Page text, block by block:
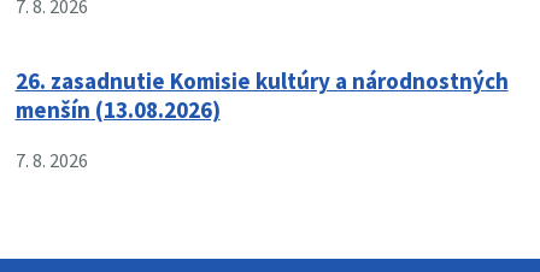
7. 8. 2026
26. zasadnutie Komisie kultúry a národnostných
menšín (13.08.2026)
7. 8. 2026